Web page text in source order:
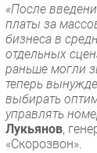
«После
платы за
бизнеса в
отдельных
раньше могли
теперь
выбирать
управлять
Лукьянов,
«Скорозвон».